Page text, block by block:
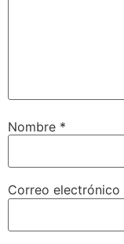
Nombre *
Correo electrónico